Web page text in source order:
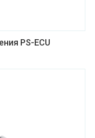
PS-ECU